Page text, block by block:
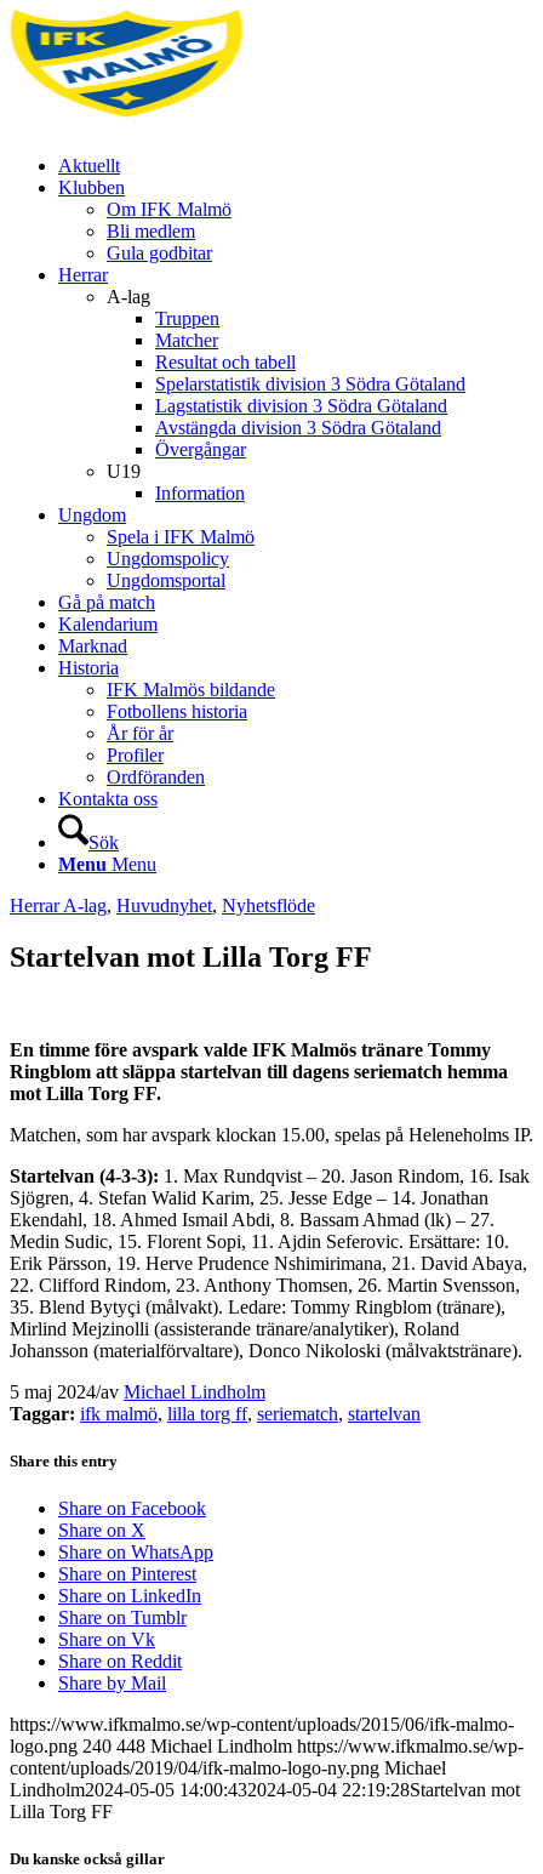
Aktuellt
Klubben
Om IFK Malmö
Bli medlem
Gula godbitar
Herrar
A-lag
Truppen
Matcher
Resultat och tabell
Spelarstatistik division 3 Södra Götaland
Lagstatistik division 3 Södra Götaland
Avstängda division 3 Södra Götaland
Övergångar
U19
Information
Ungdom
Spela i IFK Malmö
Ungdomspolicy
Ungdomsportal
Gå på match
Kalendarium
Marknad
Historia
IFK Malmös bildande
Fotbollens historia
År för år
Profiler
Ordföranden
Kontakta oss
Sök
Menu Menu
Herrar A-lag, Huvudnyhet, Nyhetsflöde
Startelvan mot Lilla Torg FF
En timme före avspark valde IFK Malmös tränare Tommy
Ringblom att släppa startelvan till dagens seriematch hemma
mot Lilla Torg FF.
Matchen, som har avspark klockan 15.00, spelas på Heleneholms IP.
Startelvan (4-3-3): 1. Max Rundqvist – 20. Jason Rindom, 16. Isak
Sjögren, 4. Stefan Walid Karim, 25. Jesse Edge – 14. Jonathan
Ekendahl, 18. Ahmed Ismail Abdi, 8. Bassam Ahmad (lk) – 27.
Medin Sudic, 15. Florent Sopi, 11. Ajdin Seferovic. Ersättare: 10.
Erik Pärsson, 19. Herve Prudence Nshimirimana, 21. David Abaya,
22. Clifford Rindom, 23. Anthony Thomsen, 26. Martin Svensson,
35. Blend Bytyçi (målvakt). Ledare: Tommy Ringblom (tränare),
Mirlind Mejzinolli (assisterande tränare/analytiker), Roland
Johansson (materialförvaltare), Donco Nikoloski (målvaktstränare).
5 maj 2024/av Michael Lindholm
Taggar: ifk malmö, lilla torg ff, seriematch, startelvan
Share this entry
Share on Facebook
Share on X
Share on WhatsApp
Share on Pinterest
Share on LinkedIn
Share on Tumblr
Share on Vk
Share on Reddit
Share by Mail
https://www.ifkmalmo.se/wp-content/uploads/2015/06/ifk-malmo-
logo.png 240 448 Michael Lindholm https://www.ifkmalmo.se/wp-
content/uploads/2019/04/ifk-malmo-logo-ny.png Michael
Lindholm2024-05-05 14:00:432024-05-04 22:19:28Startelvan mot
Lilla Torg FF
Du kanske också gillar